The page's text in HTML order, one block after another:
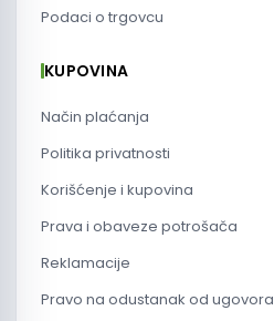
Podaci o trgovcu
KUPOVINA
Način plaćanja
Politika privatnosti
Korišćenje i kupovina
Prava i obaveze potrošača
Reklamacije
Pravo na odustanak od ugovora